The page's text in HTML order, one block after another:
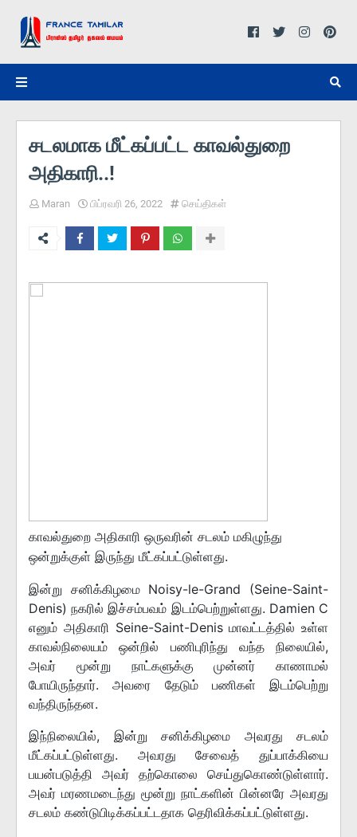
சடலமாக மீட்கப்பட்ட காவல்துறை
அதிகாரி..!
Maran பிப்ரவரி 26, 2022 செய்திகள்
காவல்துறை அதிகாரி ஒருவரின் சடலம் மகிழுந்து
ஒன்றுக்குள் இருந்து மீட்கப்பட்டுள்ளது.
இன்று சனிக்கிழமை Noisy-le-Grand (Seine-Saint-
Denis) நகரில் இச்சம்பவம் இடம்பெற்றுள்ளது. Damien C
எனும் அதிகாரி Seine-Saint-Denis மாவட்டத்தில் உள்ள
காவல்நிலையம் ஒன்றில் பணிபுரிந்து வந்த நிலையில்,
அவர் மூன்று நாட்களுக்கு முன்னர் காணாமல்
போயிருந்தார். அவரை தேடும் பணிகள் இடம்பெற்று
வந்திருந்தன.
இந்நிலையில், இன்று சனிக்கிழமை அவரது சடலம்
மீட்கப்பட்டுள்ளது. அவரது சேவைத் துப்பாக்கியை
பயன்படுத்தி அவர் தற்கொலை செய்துகொண்டுள்ளார்.
அவர் மரணமடைந்து மூன்று நாட்களின் பின்னரே அவரது
சடலம் கண்டுபிடிக்கப்பட்டதாக தெரிவிக்கப்பட்டுள்ளது.